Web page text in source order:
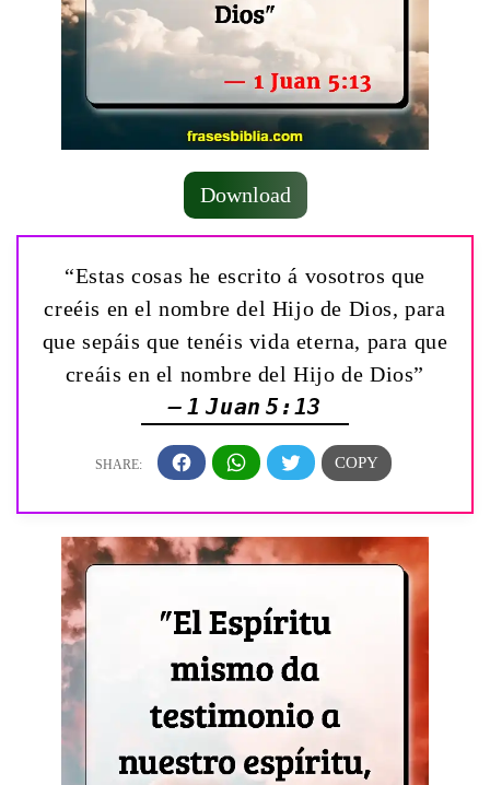
Download
“Estas cosas he escrito á vosotros que
creéis en el nombre del Hijo de Dios, para
que sepáis que tenéis vida eterna, para que
creáis en el nombre del Hijo de Dios”
— 1 Juan 5:13